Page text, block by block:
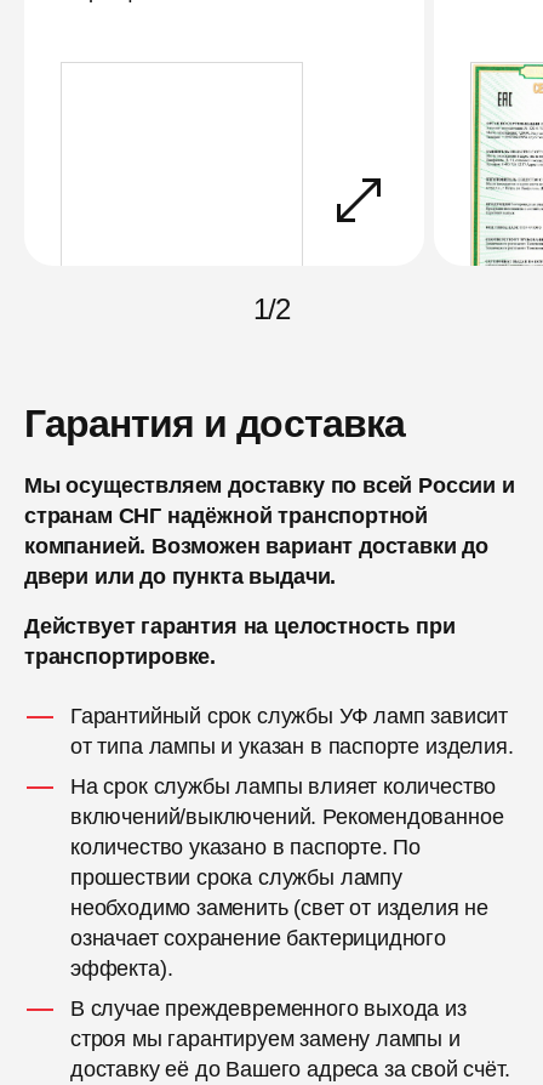
1/2
Гарантия и доставка
Мы осуществляем доставку по всей России и
странам СНГ надёжной транспортной
компанией. Возможен вариант доставки до
двери или до пункта выдачи.
Действует гарантия на целостность при
транспортировке.
Гарантийный срок службы УФ ламп зависит
от типа лампы и указан в паспорте изделия.
На срок службы лампы влияет количество
включений/выключений. Рекомендованное
количество указано в паспорте. По
прошествии срока службы лампу
необходимо заменить (свет от изделия не
означает сохранение бактерицидного
эффекта).
В случае преждевременного выхода из
строя мы гарантируем замену лампы и
доставку её до Вашего адреса за свой счёт.